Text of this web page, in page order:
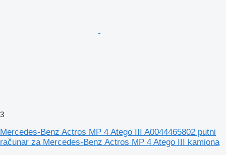
3
Mercedes-Benz Actros MP 4 Atego III A0044465802 putni
računar za Mercedes-Benz Actros MP 4 Atego III kamiona